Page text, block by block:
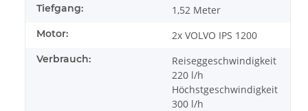
Tiefgang: 1,52 Meter
Motor: 2x VOLVO IPS 1200
Verbrauch:
Reiseggeschwindigkeit
220 l/h
Höchstgeschwindigkeit
300 l/h